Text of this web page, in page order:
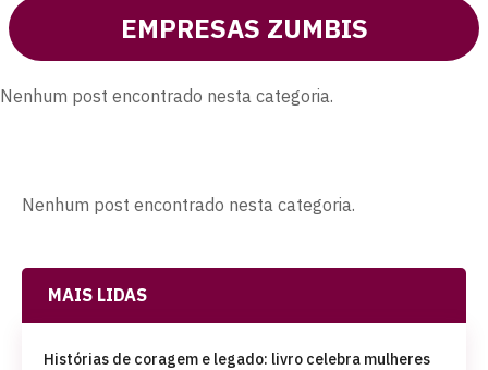
EMPRESAS ZUMBIS
Nenhum post encontrado nesta categoria.
Nenhum post encontrado nesta categoria.
MAIS LIDAS
Histórias de coragem e legado: livro celebra mulheres